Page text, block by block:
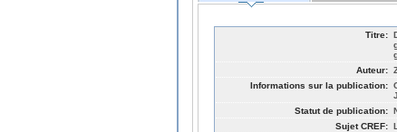
Titre:
Auteur:
Informations sur la publication:
Statut de publication:
Sujet CREF: